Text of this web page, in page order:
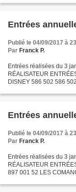
TERENCE...
Entrées
Publié le 04/09/2017 à
Par Franck P.
Entrées réalisées du 3
RÉALISATEUR
DISNEY 586 502 586
194 573...
Entrées
Publié le 04/09/2017 à
Par Franck P.
Entrées réalisées du 3
RÉALISATEUR
897 001 52 LES
SEPTIEME...